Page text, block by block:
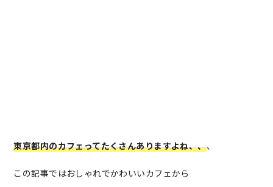
東京都内のカフェってたくさんありますよね、、、
この記事ではおしゃれでかわいいカフェから